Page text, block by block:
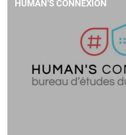
HUMAN'S CONNEXION